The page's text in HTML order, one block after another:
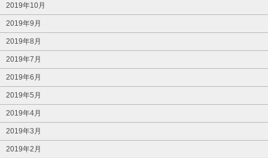
2019年10月
2019年9月
2019年8月
2019年7月
2019年6月
2019年5月
2019年4月
2019年3月
2019年2月